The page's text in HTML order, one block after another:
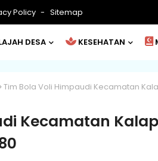
Policy Sitemap
DESA KESEHATAN
Tim Bola Voli Himpaudi Kecamatan
Kecamatan